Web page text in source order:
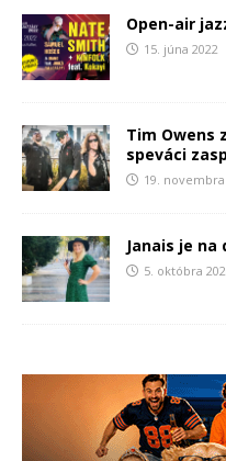
Open-air
15. júna 2022
Tim Owens
speváci
19. novembra
Janais je na
5. októbra